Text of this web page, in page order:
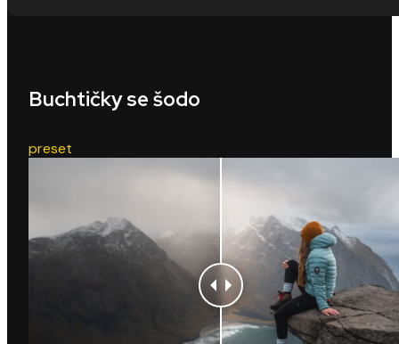
Buchtičky se šodo
preset